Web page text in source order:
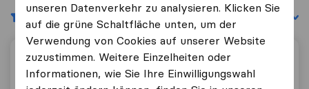
Filter Sortieren nach:
Wildenhofer Logistik und Transport
unseren Datenverkehr zu analysieren. Klicken Sie
auf die grüne Schaltfläche unten, um der
Verwendung von Cookies auf unserer Website
zuzustimmen. Weitere Einzelheiten oder
Informationen, wie Sie Ihre Einwilligungswahl